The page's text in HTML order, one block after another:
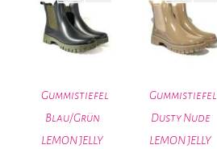
Gummistiefel
Blau/Grün
LEMON JELLY
Gummistiefel
Dusty Nude
LEMON JELLY